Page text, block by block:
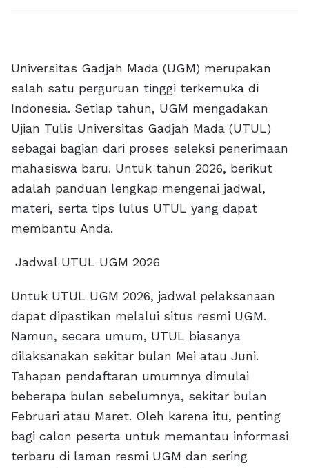
Universitas Gadjah Mada (UGM) merupakan
salah satu perguruan tinggi terkemuka di
Indonesia. Setiap tahun, UGM mengadakan
Ujian Tulis Universitas Gadjah Mada (UTUL)
sebagai bagian dari proses seleksi penerimaan
mahasiswa baru. Untuk tahun 2026, berikut
adalah panduan lengkap mengenai jadwal,
materi, serta tips lulus UTUL yang dapat
membantu Anda.
Jadwal UTUL UGM 2026
Untuk UTUL UGM 2026, jadwal pelaksanaan
dapat dipastikan melalui situs resmi UGM.
Namun, secara umum, UTUL biasanya
dilaksanakan sekitar bulan Mei atau Juni.
Tahapan pendaftaran umumnya dimulai
beberapa bulan sebelumnya, sekitar bulan
Februari atau Maret. Oleh karena itu, penting
bagi calon peserta untuk memantau informasi
terbaru di laman resmi UGM dan sering